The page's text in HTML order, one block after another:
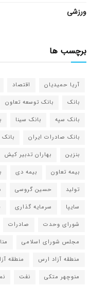
ورزشی
برچسب ها
آریا حمیدیان اقتصاد
بانک
بانک توسعه تعاون
بانک سپه
بانک سینا
بانک صادرات ایران
بنزین
بهاران تدبیر کیش
بیمه تعاون
بیمه دی
تولید
حسین گروسی
سایپا
سرمایه گذاری
شورای وحدت
صادرات
مجلس شورای اسلامی
منطقه آزاد ارس
منطقه
منوچهر متکی
نفت